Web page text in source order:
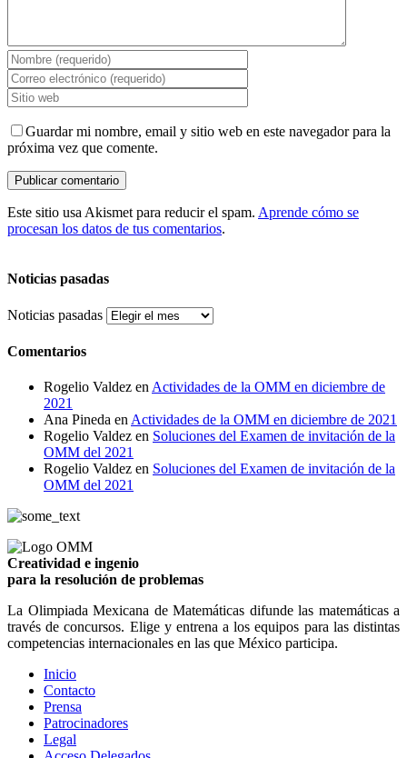
Guardar mi nombre, email y sitio web en este navegador para la
próxima vez que comente.
Este sitio usa Akismet para reducir el spam. Aprende cómo se
procesan los datos de tus comentarios.
Noticias pasadas
Noticias pasadas
Comentarios
Rogelio Valdez en Actividades de la OMM en diciembre de
2021
Ana Pineda en Actividades de la OMM en diciembre de 2021
Rogelio Valdez en Soluciones del Examen de invitación de la
OMM del 2021
Rogelio Valdez en Soluciones del Examen de invitación de la
OMM del 2021
Creatividad e ingenio
para la resolución de problemas
La Olimpiada Mexicana de Matemáticas difunde las matemáticas a
través de concursos. Elige y entrena a los equipos para las distintas
competencias internacionales en las que México participa.
Inicio
Contacto
Prensa
Patrocinadores
Legal